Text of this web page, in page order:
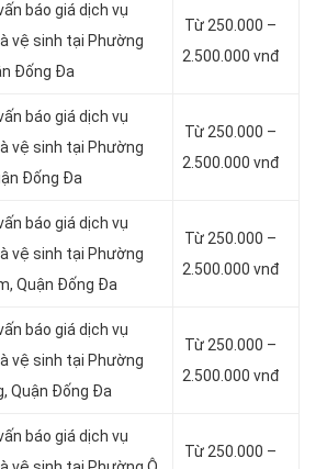
báo giá dịch vụ
vệ sinh tại Phường
Đống Đa
Từ 250.000 –
2.500.000 vnđ
báo giá dịch vụ
vệ sinh tại Phường
Đống Đa
Từ 250.000 –
2.500.000 vnđ
báo giá dịch vụ
vệ sinh tại Phường
Quận Đống Đa
Từ 250.000 –
2.500.000 vnđ
báo giá dịch vụ
vệ sinh tại Phường
Quận Đống Đa
Từ 250.000 –
2.500.000 vnđ
báo giá dịch vụ
Từ 250.000 –